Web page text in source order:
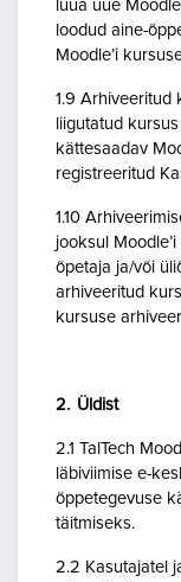
luua uue
loodud aine-
Moodle’i
1.9 Arhiveeritud
liigutatud
kättesaadav
registreeritud
1.10
jooksul
õpetaja ja/või
arhiveeritud
kursuse
2. Üldist
2.1 TalTech
läbiviimise e-
õppetegevuse
täitmiseks.
2.2 Kasutajatel